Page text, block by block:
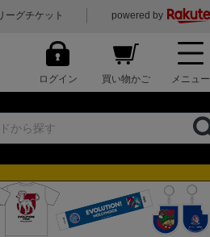
ーグチケット powered by
ログイン 買い物かご メニュー